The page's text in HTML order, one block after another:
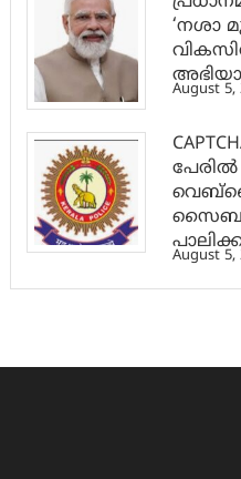
‘നശാ
August 5,
പേരില്‍
സൈബര്‍
August 5,